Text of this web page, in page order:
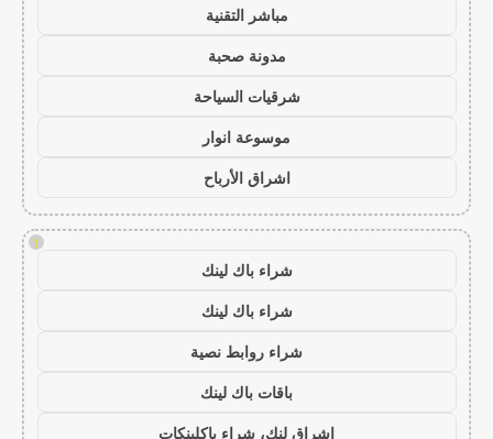
مباشر التقنية
مدونة صحبة
شرقيات السياحة
موسوعة انوار
اشراق الأرباح
!
شراء باك لينك
شراء باك لينك
شراء روابط نصية
باقات باك لينك
اشراق لنك، شراء باكلينكات